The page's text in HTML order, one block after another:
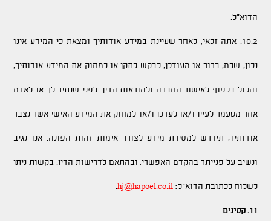
הדוא"ל.
10.2. אתה זכאי, לאחר שעיינת במידע אודותיך ומצאת כי המידע אינו
נכון, שלם, ברור או מעודכן, לבקש לתקן או למחוק את המידע אודותיך,
והכול בכפוף לאישור החברה ולהוראות הדין. לפני שנתיר לך או לאדם
אחר מטעמך לעיין ו/או לעדכן ו/או למחוק את המידע האישי אשר נצבר
אודותיך, תידרש למסירת מידע לצורך אימות זהות הפונה. אנו נגיב
ונשיב על פנייתך בהקדם האפשרי, ובהתאם לדרישות הדין. בקשות ניתן
לשלוח לכתובת הדוא"ל:hj@hapoel.co.il
.
11. קטינים